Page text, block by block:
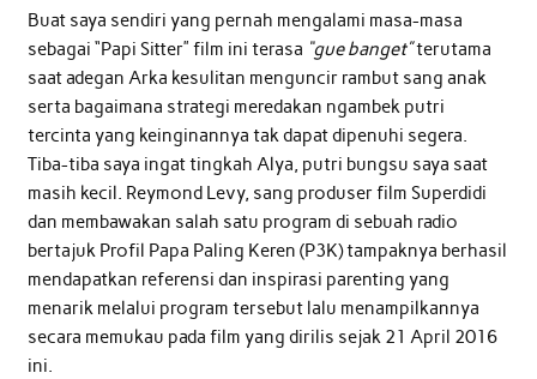
Buat saya sendiri yang pernah mengalami masa-masa
sebagai “Papi Sitter” film ini terasa “gue banget”terutama
saat adegan Arka kesulitan menguncir rambut sang anak
serta bagaimana strategi meredakan ngambek putri
tercinta yang keinginannya tak dapat dipenuhi segera.
Tiba-tiba saya ingat tingkah Alya, putri bungsu saya saat
masih kecil. Reymond Levy, sang produser film Superdidi
dan membawakan salah satu program di sebuah radio
bertajuk Profil Papa Paling Keren (P3K) tampaknya berhasil
mendapatkan referensi dan inspirasi parenting yang
menarik melalui program tersebut lalu menampilkannya
secara memukau pada film yang dirilis sejak 21 April 2016
ini.